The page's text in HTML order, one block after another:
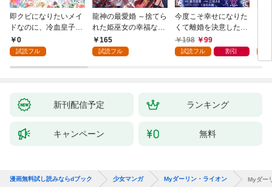
即クビになりたいメイ
ドなのに、冷血皇子に
執着されています第1
話
0
試読フル
龍神の最愛婚 ～捨てら
れた姫巫女の幸福な嫁
入り～: 1
165
試読フル
今度こそ幸せになりた
くて離婚を決意したと
ころ、無表情な旦那様
が「愛してる」と言っ
198 99
試読フル 割引
新刊配信予定 ランキング
キャンペーン 無料
漫画無料試し読みならdブック 少女マンガ Myダーリン・ライオン Myダー